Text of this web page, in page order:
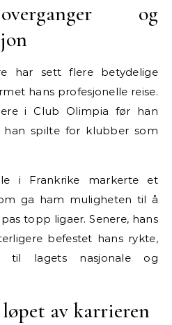
og
har sett flere betydelige
hans profesjonelle reise.
i Club Olimpia før han
spilte for klubber som
i Frankrike markerte et
ga ham muligheten til å
topp ligaer. Senere, hans
befestet hans rykte,
til lagets nasjonale og
av karrieren